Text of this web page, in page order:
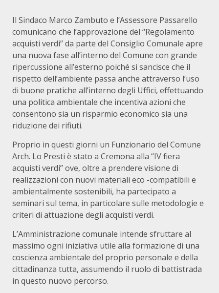
Il Sindaco Marco Zambuto e l’Assessore Passarello
comunicano che l’approvazione del “Regolamento
acquisti verdi” da parte del Consiglio Comunale apre
una nuova fase all’interno del Comune con grande
ripercussione all’esterno poiché si sancisce che il
rispetto dell’ambiente passa anche attraverso l’uso
di buone pratiche all’interno degli Uffici, effettuando
una politica ambientale che incentiva azioni che
consentono sia un risparmio economico sia una
riduzione dei rifiuti.
Proprio in questi giorni un Funzionario del Comune
Arch. Lo Presti è stato a Cremona alla “IV fiera
acquisti verdi” ove, oltre a prendere visione di
realizzazioni con nuovi materiali eco -compatibili e
ambientalmente sostenibili, ha partecipato a
seminari sul tema, in particolare sulle metodologie e
criteri di attuazione degli acquisti verdi.
L’Amministrazione comunale intende sfruttare al
massimo ogni iniziativa utile alla formazione di una
coscienza ambientale del proprio personale e della
cittadinanza tutta, assumendo il ruolo di battistrada
in questo nuovo percorso.